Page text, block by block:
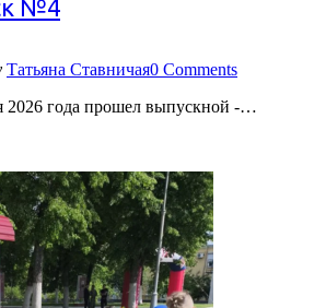
№4
Татьяна Ставничая0 Comments
2026 года прошел выпускной -…